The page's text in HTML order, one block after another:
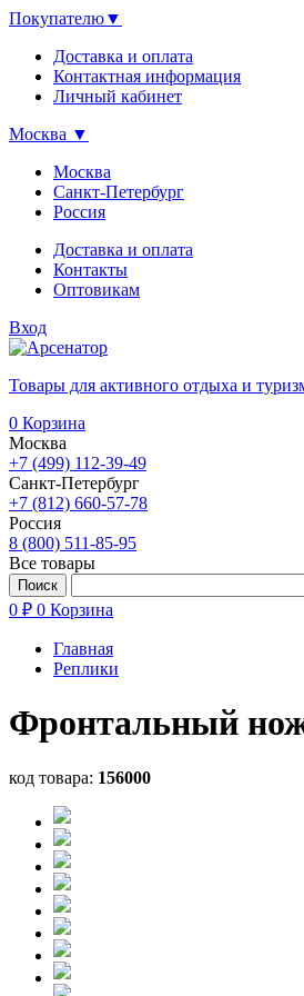
Покупателю▼
Доставка и оплата
Контактная информация
Личный кабинет
Москва ▼
Москва
Санкт-Петербург
Россия
Доставка и оплата
Контакты
Оптовикам
Вход
Товары для активного отдыха и
0 Корзина
Москва
+7 (499) 112-39-49
Санкт-Петербург
+7 (812) 660-57-78
Россия
8 (800) 511-85-95
Все товары
0 ₽ 0 Корзина
Главная
Реплики
Фронтальный нож
код товара: 156000